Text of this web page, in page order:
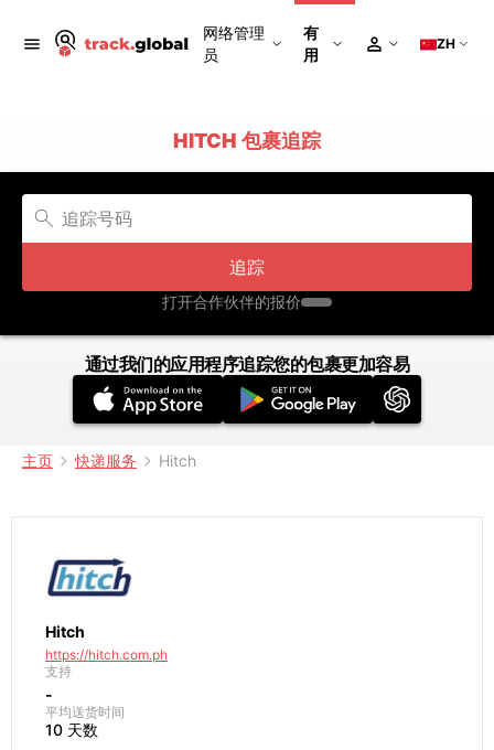
网络管理
员
有
用
ZH
HITCH 包裹追踪
追踪
打开合作伙伴的报价
通过我们的应用程序追踪您的包裹更加容易
主页 快递服务 Hitch
Hitch
https://hitch.com.ph
支持
-
平均送货时间
10 天数